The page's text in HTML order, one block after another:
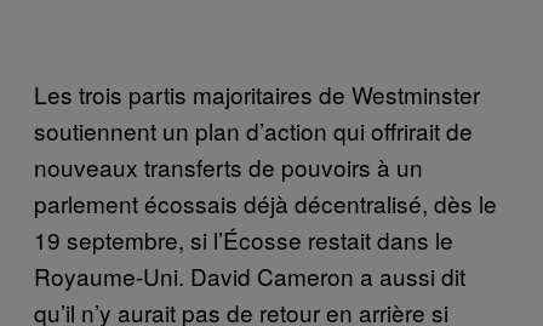
Les trois partis majoritaires de Westminster
soutiennent un plan d’action qui offrirait de
nouveaux transferts de pouvoirs à un
parlement écossais déjà décentralisé, dès le
19 septembre, si l’Écosse restait dans le
Royaume-Uni. David Cameron a aussi dit
qu’il n’y aurait pas de retour en arrière si